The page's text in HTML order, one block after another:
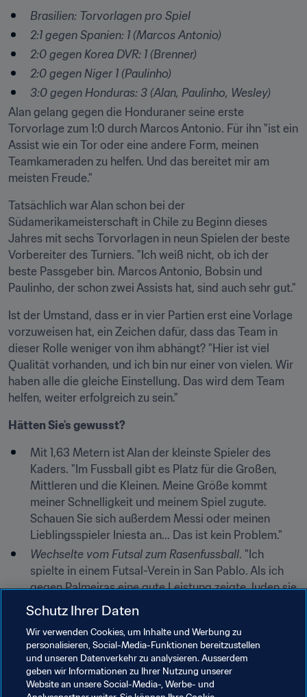
Brasilien: Torvorlagen pro Spiel
2:1 gegen Spanien: 1 (Marcos Antonio)
2:0 gegen Korea DVR: 1 (Brenner)
2:0 gegen Niger 1 (Paulinho)
3:0 gegen Honduras: 3 (Alan, Paulinho, Wesley)
Alan gelang gegen die Honduraner seine erste
Torvorlage zum 1:0 durch Marcos Antonio. Für ihn "ist ein
Assist wie ein Tor oder eine andere Form, meinen
Teamkameraden zu helfen. Und das bereitet mir am
meisten Freude."
Tatsächlich war Alan schon bei der
Südamerikameisterschaft in Chile zu Beginn dieses
Jahres mit sechs Torvorlagen in neun Spielen der beste
Vorbereiter des Turniers. "Ich weiß nicht, ob ich der
beste Passgeber bin. Marcos Antonio, Bobsin und
Paulinho, der schon zwei Assists hat, sind auch sehr gut."
Ist der Umstand, dass er in vier Partien erst eine Vorlage
vorzuweisen hat, ein Zeichen dafür, dass das Team in
dieser Rolle weniger von ihm abhängt? "Hier ist viel
Qualität vorhanden, und ich bin nur einer von vielen. Wir
haben alle die gleiche Einstellung. Das wird dem Team
helfen, weiter erfolgreich zu sein."
Hätten Sie's gewusst?
Mit 1,63 Metern ist Alan der kleinste Spieler des
Kaders. "Im Fussball gibt es Platz für die Großen,
Mittleren und die Kleinen. Meine Größe kommt
meiner Schnelligkeit und meinem Spiel zugute.
Schauen Sie sich außerdem Messi oder meinen
Lieblingsspieler Iniesta an... Das ist kein Problem."
Wechselte vom Futsal zum Rasenfussball. "Ich
spielte in einem Futsal-Verein in San Pablo. Als ich
gegen Palmeiras eine gute Leistung zeigte, luden sie
mich ein, bei ihnen Rasenfussball zu spielen."
Verbindung gebracht... "Die Anerkennung der Fans
von Palmeiras habe ich schon, nun will ich es in die
erste Mannschaft schaffen, bevor ich einen Wechsel
anstrebe. Vielleicht gelingt mir das, wenn ich eine
Schutz Ihrer Daten
Wir verwenden Cookies, um Inhalte und Werbung zu
personalisieren, Social-Media-Funktionen bereitzustellen
und unseren Datenverkehr zu analysieren. Ausserdem
geben wir Informationen zu Ihrer Nutzung unserer
Website an unsere Social-Media-, Werbe- und